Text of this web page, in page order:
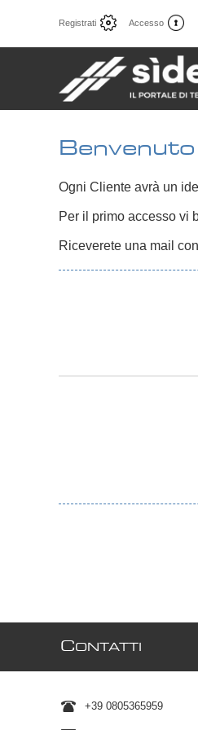
Registrati Accesso
Ogni Cliente avrà un
Per il primo accesso vi
Riceverete una mail
CONTATTI
+39 0805365959